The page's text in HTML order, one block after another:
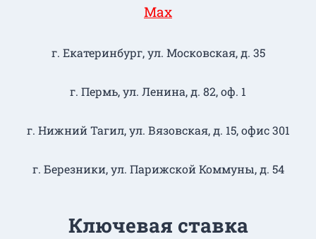
Max
г. Екатеринбург, ул. Московская, д. 35
г. Пермь, ул. Ленина, д. 82, оф. 1
г. Нижний Тагил​, ул. Вязовская, д. 15, офис 301
г. Березники, ул. Парижской Коммуны, д. 54
Ключевая ставка